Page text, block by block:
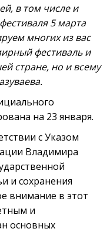
в том числе и
5 марта
многих из вас
фестиваль и
стране, но и всему
на 23 января.
с Указом
Владимира
и сохранения
внимание в этот
и
основных